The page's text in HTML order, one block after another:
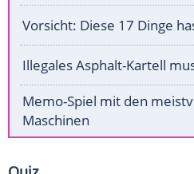
Vorsicht: Diese 17 Dinge
Illegales Asphalt-Kartell
Memo-Spiel mit den
Maschinen